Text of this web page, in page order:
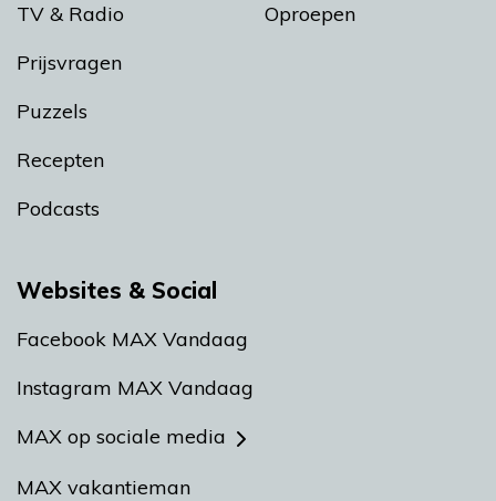
TV & Radio
Prijsvragen
Puzzels
Recepten
Podcasts
Oproepen
Websites & Social
Facebook MAX Vandaag
Instagram MAX Vandaag
MAX op sociale media
MAX vakantieman